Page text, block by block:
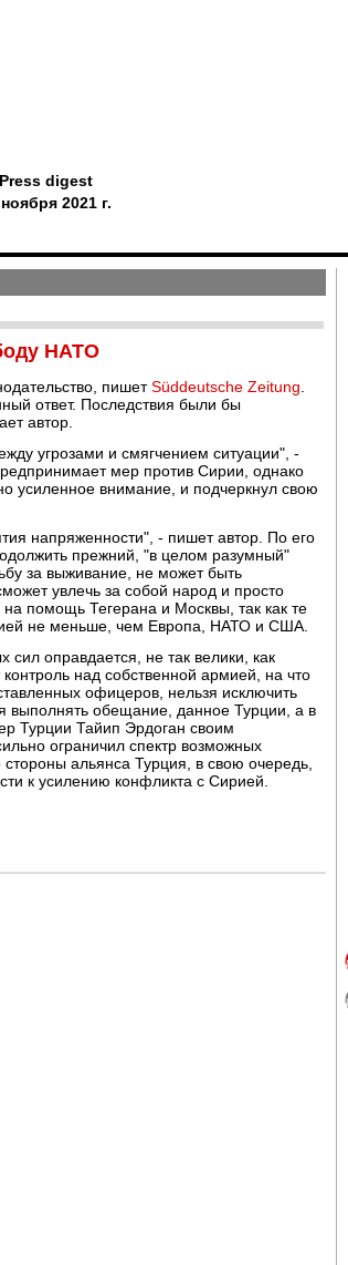
Press digest
2021 г.
НАТО
пишетSüddeutsche Zeitung
ответ. Последствия были бы
автор.
угрозами и смягчением ситуации", -
мер против Сирии, однако
усиленное внимание, и подчеркнул свою
напряженности", - пишет автор. По его
прежний, "в целом разумный"
за выживание, не может быть
увлечь за собой народ и просто
на помощь Тегерана и Москвы, так как те
не меньше, чем Европа, НАТО и США.
оправдается, не так велики, как
над собственной армией, на что
офицеров, нельзя исключить
выполнять обещание, данное Турции, а в
Турции Тайип Эрдоган своим
ограничил спектр возможных
альянса Турция, в свою очередь,
к усилению конфликта с Сирией.